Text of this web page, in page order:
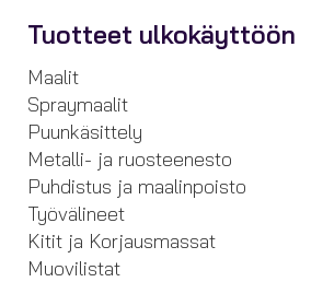
Tuotteet ulkokäyttöön
Maalit
Spraymaalit
Puunkäsittely
Metalli- ja ruosteenesto
Puhdistus ja maalinpoisto
Työvälineet
Kitit ja Korjausmassat
Muovilistat